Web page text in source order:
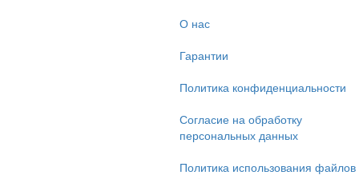
О нас
Гарантии
Политика конфиденциальности
Согласие на обработку
персональных данных
Политика использования файлов